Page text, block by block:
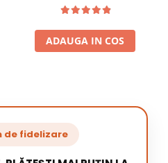
ADAUGA IN COS
de fidelizare